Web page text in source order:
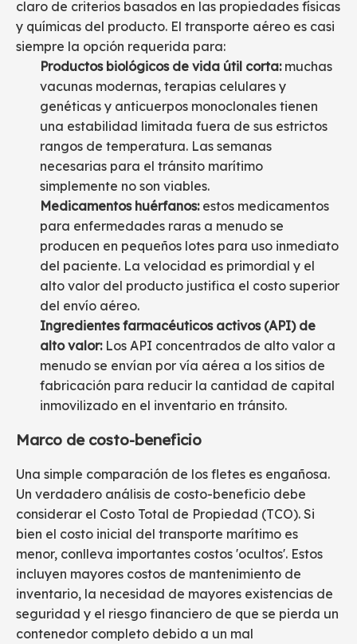
claro de criterios basados ​​en las propiedades físicas
y químicas del producto. El transporte aéreo es casi
siempre la opción requerida para:
Productos biológicos de vida útil corta: muchas
vacunas modernas, terapias celulares y
genéticas y anticuerpos monoclonales tienen
una estabilidad limitada fuera de sus estrictos
rangos de temperatura. Las semanas
necesarias para el tránsito marítimo
simplemente no son viables.
Medicamentos huérfanos: estos medicamentos
para enfermedades raras a menudo se
producen en pequeños lotes para uso inmediato
del paciente. La velocidad es primordial y el
alto valor del producto justifica el costo superior
del envío aéreo.
Ingredientes farmacéuticos activos (API) de
alto valor: Los API concentrados de alto valor a
menudo se envían por vía aérea a los sitios de
fabricación para reducir la cantidad de capital
inmovilizado en el inventario en tránsito.
Marco de costo-beneficio
Una simple comparación de los fletes es engañosa.
Un verdadero análisis de costo-beneficio debe
considerar el Costo Total de Propiedad (TCO). Si
bien el costo inicial del transporte marítimo es
menor, conlleva importantes costos 'ocultos'. Estos
incluyen mayores costos de mantenimiento de
inventario, la necesidad de mayores existencias de
seguridad y el riesgo financiero de que se pierda un
contenedor completo debido a un mal